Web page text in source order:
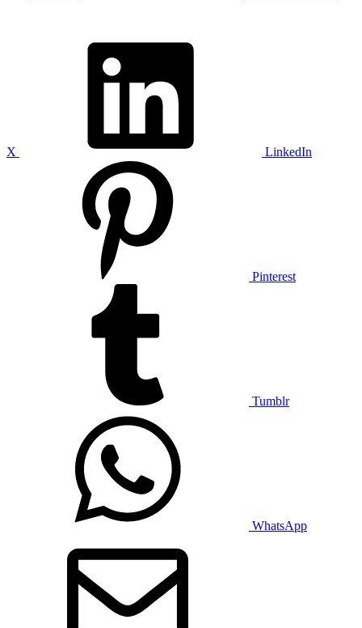
X LinkedIn
Pinterest
Tumblr
WhatsApp